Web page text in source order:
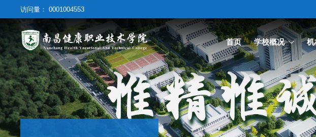
访问量：0001004553
首页 学校概况 机